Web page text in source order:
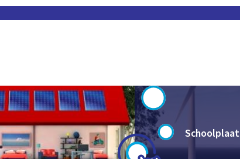
Schoolplaat